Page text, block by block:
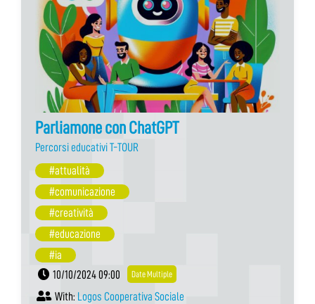
Parliamone con ChatGPT
Percorsi educativi T-TOUR
#attualità
#comunicazione
#creatività
#educazione
#ia
10/10/2024 09:00
Date Multiple
With: Logos Cooperativa Sociale